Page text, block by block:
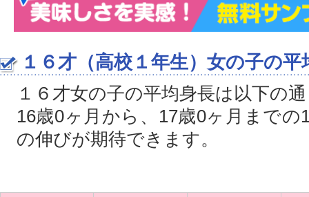
１６才（高校１年生）女の子の平
１６才女の子の平均身長は以下の
16歳0ヶ月から、17歳0ヶ月までの
の伸びが期待できます。